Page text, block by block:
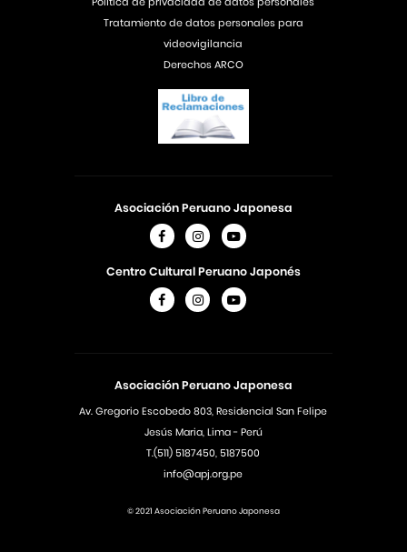
Asociación Peruano Japonesa
Av. Gregorio Escobedo 803, Residencial San Felipe
Jesús Maria, Lima - Perú
T.(511) 5187450, 5187500
info@apj.org.pe
Asociación Peruano Japonesa
Centro Cultural Peruano Japonés
Tratamiento de datos personales para
videovigilancia
Derechos ARCO
© 2021 Asociación Peruano Japonesa